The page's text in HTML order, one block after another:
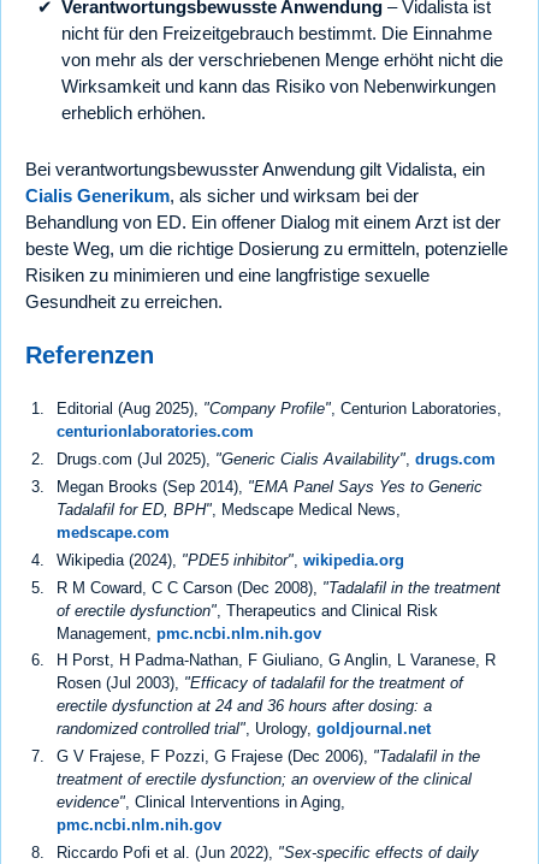
Verantwortungsbewusste Anwendung – Vidalista ist
nicht für den Freizeitgebrauch bestimmt. Die Einnahme
von mehr als der verschriebenen Menge erhöht nicht die
Wirksamkeit und kann das Risiko von Nebenwirkungen
erheblich erhöhen.
Bei verantwortungsbewusster Anwendung gilt Vidalista, ein
Cialis Generikum, als sicher und wirksam bei der
Behandlung von ED. Ein offener Dialog mit einem Arzt ist der
beste Weg, um die richtige Dosierung zu ermitteln, potenzielle
Risiken zu minimieren und eine langfristige sexuelle
Gesundheit zu erreichen.
Referenzen
Editorial (Aug 2025), "Company Profile", Centurion Laboratories,
centurionlaboratories.com
Drugs.com (Jul 2025), "Generic Cialis Availability" drugs.com
Megan Brooks (Sep 2014), "EMA Panel Says Yes to Generic
Tadalafil for ED, BPH" , Medscape Medical News,
medscape.com
Wikipedia (2024), "PDE5 inhibitor" wikipedia.org
R M Coward, C C Carson (Dec 2008), "Tadalafil in the treatment
of erectile dysfunction" , Therapeutics and Clinical Risk
Management, pmc.ncbi.nlm.nih.gov
H Porst, H Padma-Nathan, F Giuliano, G Anglin, L Varanese, R
Rosen (Jul 2003), "Efficacy of tadalafil for the treatment of
erectile dysfunction at 24 and 36 hours after dosing: a
randomized controlled trial", Urology, goldjournal.net
G V Frajese, F Pozzi, G Frajese (Dec 2006), "Tadalafil in the
treatment of erectile dysfunction; an overview of the clinical
evidence", Clinical Interventions in Aging,
pmc.ncbi.nlm.nih.gov
Riccardo Pofi et al. (Jun 2022), "Sex-specific effects of daily